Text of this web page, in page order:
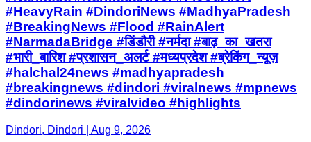
#HeavyRain #DindoriNews #MadhyaPradesh
#BreakingNews #Flood #RainAlert
#NarmadaBridge #डिंडौरी #नर्मदा #बाढ़_का_खतरा
#भारी_बारिश #प्रशासन_अलर्ट #मध्यप्रदेश #ब्रेकिंग_न्यूज़
#halchal24news #madhyapradesh
#breakingnews #dindori #viralnews #mpnews
#dindorinews #viralvideo #highlights
Dindori, Dindori | Aug 9, 2026